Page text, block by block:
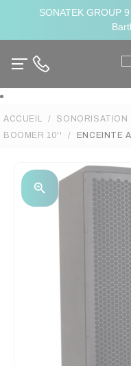
SONATEK GROUP
ACCUEIL SONORISATION
BOOMER 10''
ENCEINTE
zoom_in